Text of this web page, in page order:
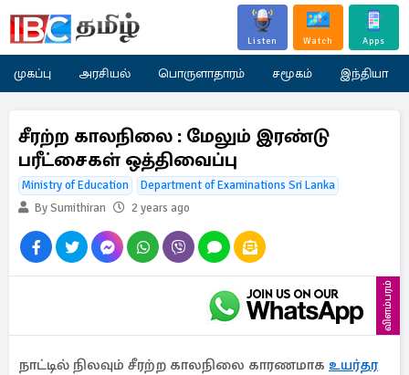
Listen Watch Apps
முகப்பு அரசியல் பொருளாதாரம் சமூகம் இந்தியா
சீரற்ற காலநிலை : மேலும் இரண்டு
பரீட்சைகள் ஒத்திவைப்பு
Ministry of Education
Department of Examinations Sri Lanka
By Sumithiran
2 years ago
விளம்பரம்
நாட்டில் நிலவும் சீரற்ற காலநிலை காரணமாக உயர்தர